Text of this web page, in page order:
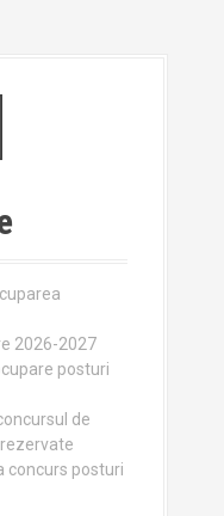
2026-2027
posturi
de
concurs posturi